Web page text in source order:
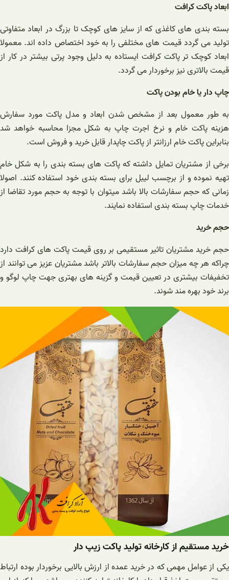
ابعاد پاکت کرافت
بسته بندی های کاغذی که از سایز های کوچک تا بزرگ در ابعاد متفاوتی
تولید می گردد قیمت های مختلفی را به خود اختصاص داده اند. معمولا
ابعاد کوچک تر پاکت کرافت ایستاده به دلیل وجود پرتی بیشتر در کار از
قیمت بالاتری نیز برخوردار می گردد.
چاپ دار یا خام بودن پاکت
به طور معمول بعد از مشخص شدن ابعاد و مدل پاکت مورد سفارش
هزینه پاکت خام و نرخ اجرت چاپ به شکل مجزا محاسبه خواهد شد
بنابراین پاکت خام ارزانتر از پاکت چاپدار قابل خرید و فروش است.
برخی از مشتریان تمایل داشته که پاکت های بسته بندی را به شکل خام
تهیه نموده و از برچسب لیبل برای بسته بندی خود استفاده کنند. اصولا
زمانی که حجم سفارشات بالا باشد میتوان با توجه به حجم مورد تقاضا از
خدمات چاپ بسته بندی استفاده نمایند.
حجم خرید
حجم خرید مشتریان تاثیر مستقیمی بر روی قیمت پاکت های کرافت دارد
چراکه هر چه میزان حجم سفارشات بالاتر باشد مشتریان عزیز می توانند از
تخفیفات بیشتری در تعیین قیمت و گزینه های بهتری جهت چاپ لوگو و
برند خود بهره مند شوند.
خرید مستقیم از کارخانه تولید پاکت زیپ دار
یکی از عوامل مهمی که در خرید عمده از ارزش بالایی برخوردار بوده ارتباط